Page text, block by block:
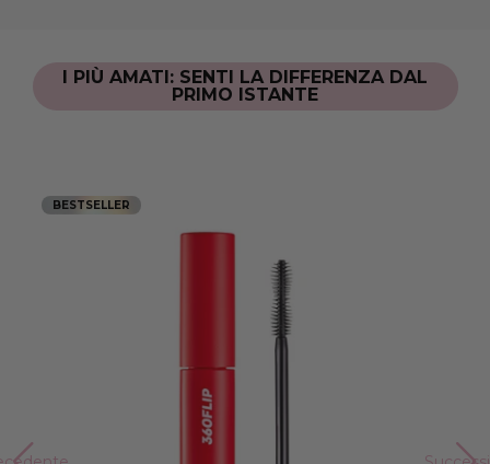
I PIÙ AMATI: SENTI LA DIFFERENZA DAL
PRIMO ISTANTE
BESTSELLER